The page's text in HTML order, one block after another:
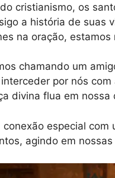
cristianismo, os
a história de suas
na oração,
chamando um
por nós
divina flua em nossa
especial
agindo em nossas